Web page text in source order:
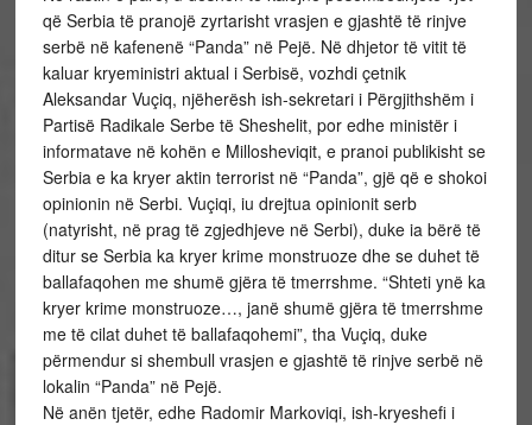
që Serbia të pranojë zyrtarisht vrasjen e gjashtë të rinjve
serbë në kafenenë “Panda” në Pejë. Në dhjetor të vitit të
kaluar kryeministri aktual i Serbisë, vozhdi çetnik
Aleksandar Vuçiq, njëherësh ish-sekretari i Përgjithshëm i
Partisë Radikale Serbe të Sheshelit, por edhe ministër i
informatave në kohën e Millosheviqit, e pranoi publikisht se
Serbia e ka kryer aktin terrorist në “Panda”, gjë që e shokoi
opinionin në Serbi. Vuçiqi, iu drejtua opinionit serb
(natyrisht, në prag të zgjedhjeve në Serbi), duke ia bërë të
ditur se Serbia ka kryer krime monstruoze dhe se duhet të
ballafaqohen me shumë gjëra të tmerrshme. “Shteti ynë ka
kryer krime monstruoze…, janë shumë gjëra të tmerrshme
me të cilat duhet të ballafaqohemi”, tha Vuçiq, duke
përmendur si shembull vrasjen e gjashtë të rinjve serbë në
lokalin “Panda” në Pejë.
Në anën tjetër, edhe Radomir Markoviqi, ish-kryeshefi i